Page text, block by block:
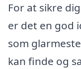
For at sikre
er det en god
som
kan finde og